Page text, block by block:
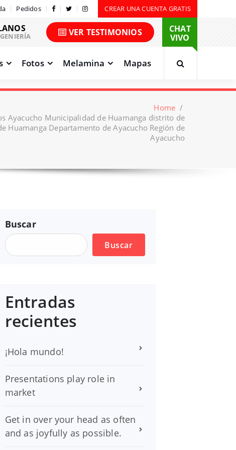
Pedidos CREAR UNA CUENTA GRATIS
VER TESTIMONIOS
CHAT
VIVO
Fotos Melamina Mapas
Home /
Ayacucho Municipalidad de Huamanga distrito de
Huamanga Departamento de Ayacucho Región de
Ayacucho
Buscar
Buscar
Entradas
recientes
¡Hola mundo!
Presentations play role in
market
Get in over your head as often
and as joyfully as possible.